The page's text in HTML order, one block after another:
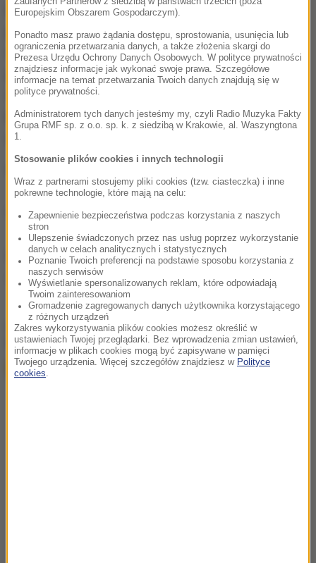
Powinny one wystarczyć co najmniej do końca
przyszłego roku. Każde dziecko powinno otrzymać
trzy dawki szczepionki - dwie podstawowe i jedną
przypominającą. Zgodnie z szacunkami Głównego
Inspektoratu Sanitarnego 20-30 proc. rodziców nie
korzysta ze szczepionek kupowanych przez resort,
ale kupuje droższe, np. skojarzone.
Źródło: Rzeczpospolita
Tagi:szczepionki
chcesz widzieć więcej artykułów od RMF24?dodaj w
Google
Europejskim Obszarem Gospodarczym).
Ponadto masz prawo żądania dostępu, sprostowania, usunięcia lub
ograniczenia przetwarzania danych, a także złożenia skargi do
Prezesa Urzędu Ochrony Danych Osobowych. W polityce prywatności
znajdziesz informacje jak wykonać swoje prawa. Szczegółowe
informacje na temat przetwarzania Twoich danych znajdują się w
polityce prywatności.
Administratorem tych danych jesteśmy my, czyli Radio Muzyka Fakty
Grupa RMF sp. z o.o. sp. k. z siedzibą w Krakowie, al. Waszyngtona
1.
Stosowanie plików cookies i innych technologii
Wraz z partnerami stosujemy pliki cookies (tzw. ciasteczka) i inne
pokrewne technologie, które mają na celu:
Zapewnienie bezpieczeństwa podczas korzystania z naszych
stron
Ulepszenie świadczonych przez nas usług poprzez wykorzystanie
danych w celach analitycznych i statystycznych
Poznanie Twoich preferencji na podstawie sposobu korzystania z
naszych serwisów
Wyświetlanie spersonalizowanych reklam, które odpowiadają
Twoim zainteresowaniom
Gromadzenie zagregowanych danych użytkownika korzystającego
z różnych urządzeń
Zakres wykorzystywania plików cookies możesz określić w
ustawieniach Twojej przeglądarki. Bez wprowadzenia zmian ustawień,
informacje w plikach cookies mogą być zapisywane w pamięci
Twojego urządzenia. Więcej szczegółów znajdziesz w Polityce
cookies